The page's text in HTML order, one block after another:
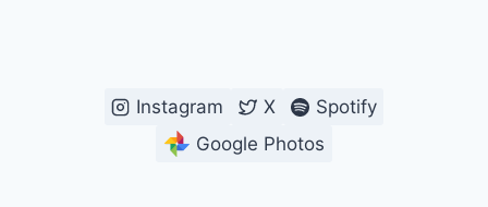
Instagram X
Spotify
Google Photos